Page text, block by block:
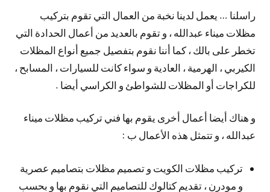
راسلنا … يعمل لدينا نخبة من العمال التي تقوم بتركيب
مظلات ميناء عبدالله ، و تقوم بالعديد من أعمال الحدادة التي
تخطر على بالك ، كما أننا نقوم بتفصيل جميع أنواع المظلات
الكيربي ، الهرمية ، العادية و سواء كانت للسيارات ، المسابح ،
للكراجات أو المظلات للشواطئ و الكراسي أيضا .
و هناك أيضا أعمال أخرى يقوم بها فني تركيب مظلات ميناء
عبدالله ، و تتمثل هذه الأعمال ب :
تركيب مظلات الكويت و تصميم مظلات بتصاميم عصرية
و مودرن ، تقديم كتالوك للتصاميم التي نقوم بها و بحسب